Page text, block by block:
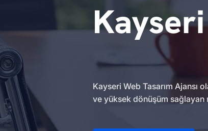
Kayseri Web Tasarım Ajansı
ve yüksek dönüşüm